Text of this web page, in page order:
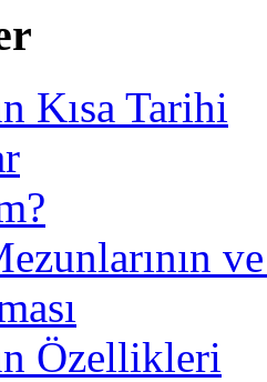
Kısa Tarihi
Özellikleri